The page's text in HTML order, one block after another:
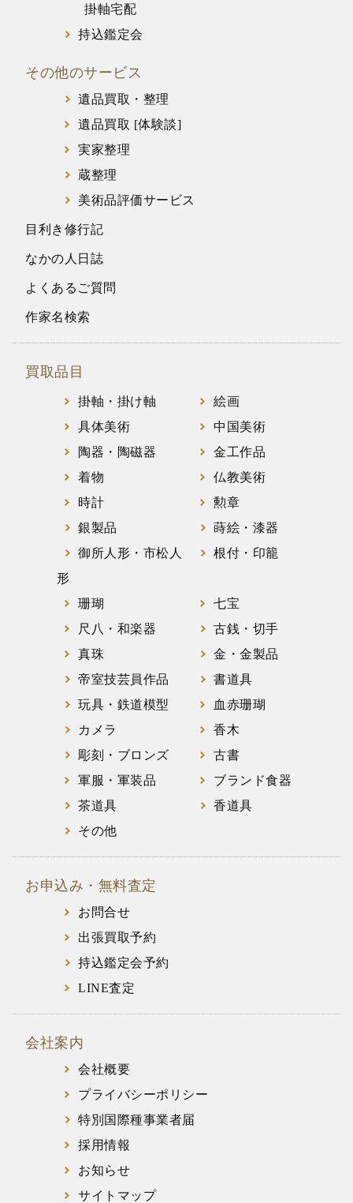
掛軸宅配
持込鑑定会
その他のサービス
遺品買取・整理
遺品買取 [体験談]
実家整理
蔵整理
美術品評価サービス
目利き修行記
なかの人日誌
よくあるご質問
作家名検索
買取品目
掛軸・掛け軸
絵画
具体美術
中国美術
陶器・陶磁器
金工作品
着物
仏教美術
時計
勲章
銀製品
蒔絵・漆器
御所人形・市松人
形
根付・印籠
珊瑚
七宝
尺八・和楽器
古銭・切手
真珠
金・金製品
帝室技芸員作品
書道具
玩具・鉄道模型
血赤珊瑚
カメラ
香木
彫刻・ブロンズ
古書
軍服・軍装品
ブランド食器
茶道具
香道具
その他
お申込み・無料査定
お問合せ
出張買取予約
持込鑑定会予約
LINE査定
会社案内
会社概要
プライバシーポリシー
特別国際種事業者届
採用情報
お知らせ
サイトマップ